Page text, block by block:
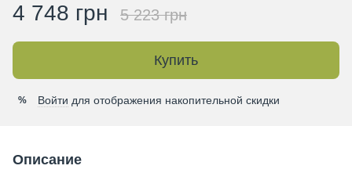
4 748 грн 5 223 грн
Купить
% Войти для отображения накопительной скидки
Описание